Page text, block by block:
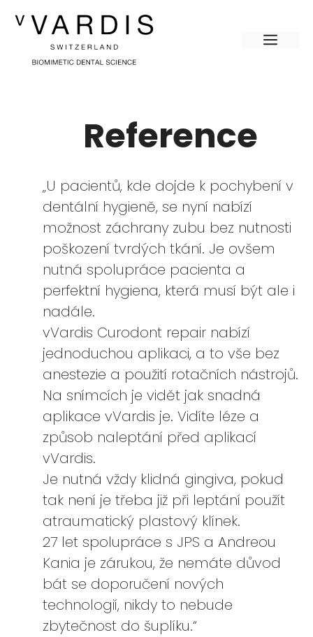
Reference
„U pacientů, kde dojde k pochybení v
dentální hygieně, se nyní nabízí
možnost záchrany zubu bez nutnosti
poškození tvrdých tkání. Je ovšem
nutná spolupráce pacienta a
perfektní hygiena, která musí být ale i
nadále.
vVardis Curodont repair nabízí
jednoduchou aplikaci, a to vše bez
anestezie a použití rotačních nástrojů.
Na snímcích je vidět jak snadná
aplikace vVardis je. Vidíte léze a
způsob naleptání před aplikací
vVardis.
Je nutná vždy klidná gingiva, pokud
tak není je třeba již při leptání použít
atraumatický plastový klínek.
27 let spolupráce s JPS a Andreou
Kania je zárukou, že nemáte důvod
bát se doporučení nových
technologií, nikdy to nebude
zbytečnost do šuplíku.“